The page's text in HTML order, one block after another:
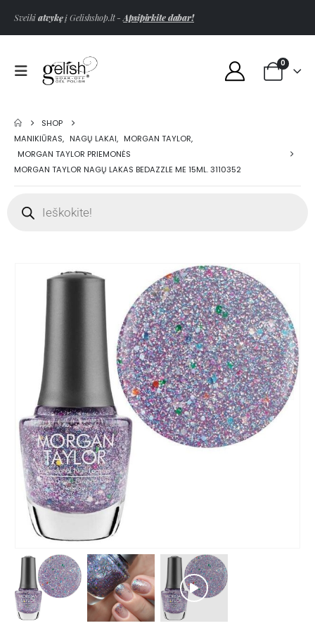
Sveikiatvykęį Gelishshop.lt -Apsipirkite dabar!
0
SHOP
MANIKIŪRAS, NAGŲ LAKAI, MORGAN TAYLOR,
MORGAN TAYLOR PRIEMONĖS
MORGAN TAYLOR NAGŲ LAKAS BEDAZZLE ME 15ML. 3110352